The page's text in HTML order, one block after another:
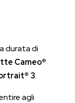
durata di
Cameo®
3.
agli